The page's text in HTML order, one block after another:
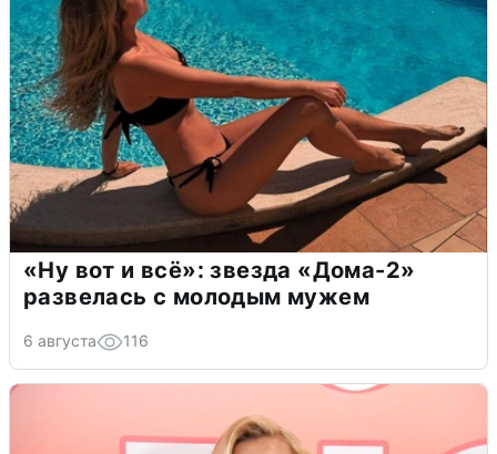
«Ну вот и всё»: звезда «Дома-2»
развелась с молодым мужем
6 августа 116